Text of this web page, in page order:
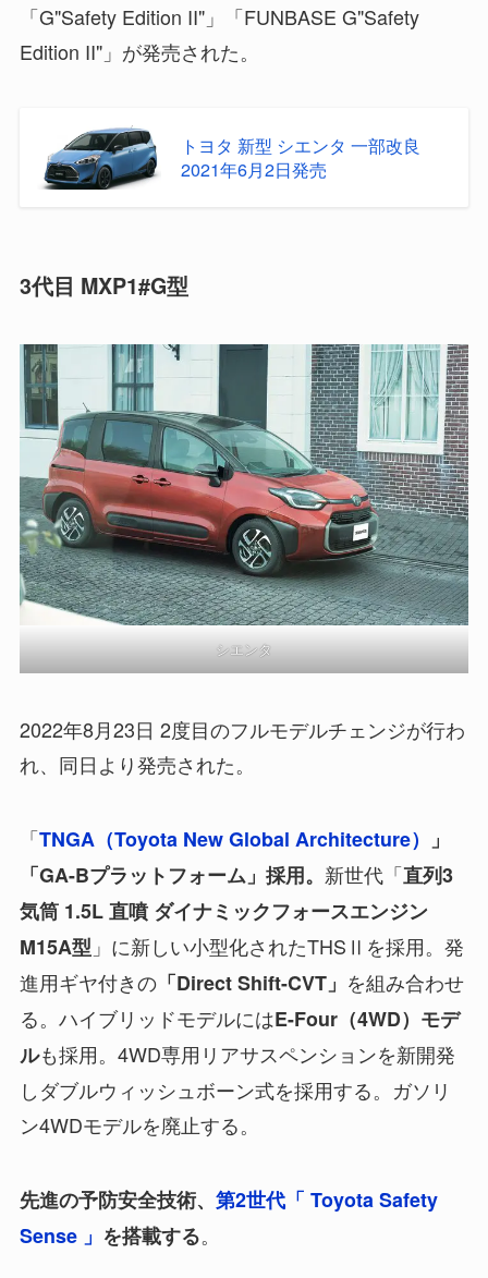
「G"Safety Edition II"」「FUNBASE G"Safety
Edition II"」が発売された。
トヨタ 新型 シエンタ 一部改良
2021年6月2日発売
3代目 MXP1#G型
シエンタ
2022年8月23日 2度目のフルモデルチェンジが行わ
れ、同日より発売された。
「TNGA（Toyota New Global Architecture） 」
「GA-Bプラットフォーム」採用。 新世代「直列3
気筒 1.5L 直噴 ダイナミックフォースエンジン
M15A型 」に新しい小型化されたTHSⅡを採用。発
進用ギヤ付きの「Direct Shift-CVT」 を組み合わせ
る。ハイブリッドモデルにはE-Four（4WD）モデ
ルも採用。4WD専用リアサスペンションを新開発
しダブルウィッシュボーン式を採用する。ガソリ
ン4WDモデルを廃止する。
先進の予防安全技術、 第2世代「 Toyota Safety
Sense 」 を搭載する。